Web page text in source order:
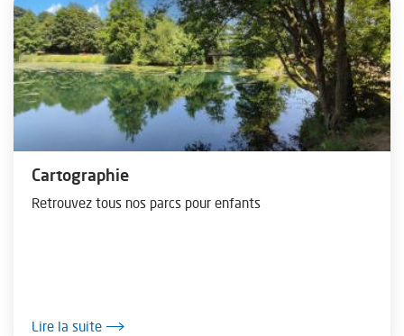
Cartographie
Retrouvez tous nos parcs pour enfants
Lire la suite